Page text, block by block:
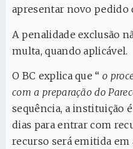
apresentar novo pedido
A penalidade exclusão
multa, quando aplicável.
O BC explica que “o
com a preparação do
sequência, a instituição
dias para entrar com
recurso será emitida em